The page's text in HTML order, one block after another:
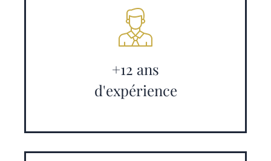
+12 ans
d'expérience